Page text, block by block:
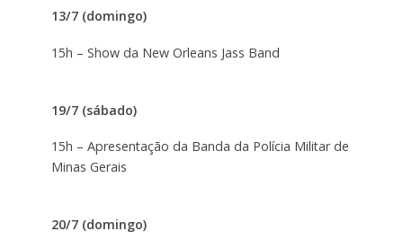
13/7 (domingo)
15h – Show da New Orleans Jass Band
19/7 (sábado)
15h – Apresentação da Banda da Polícia Militar de
Minas Gerais
20/7 (domingo)